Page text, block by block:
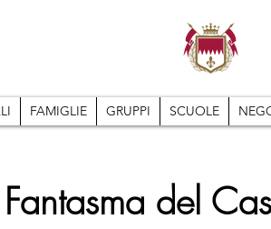
FAMIGLIE GRUPPI SCUOLE
del